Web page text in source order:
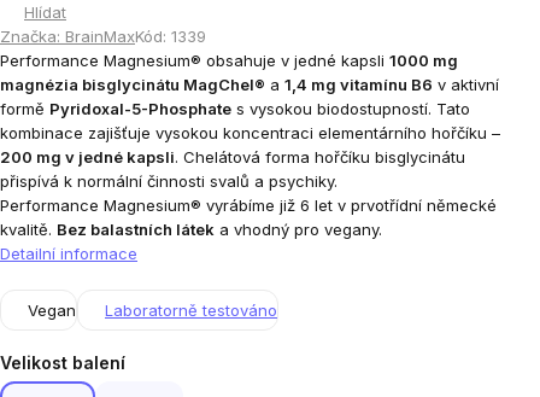
Hlídat
Značka: BrainMaxKód: 1339
Performance Magnesium® obsahuje v jedné kapsli 1000 mg
magnézia bisglycinátu MagChel® a 1,4 mg vitamínu B6 v aktivní
formě Pyridoxal-5-Phosphate s vysokou biodostupností. Tato
kombinace zajišťuje vysokou koncentraci elementárního hořčíku –
200 mg v jedné kapsli. Chelátová forma hořčíku bisglycinátu
přispívá k normální činnosti svalů a psychiky.
Performance Magnesium® vyrábíme již 6 let v prvotřídní německé
kvalitě. Bez balastních látek a vhodný pro vegany.
Detailní informace
Vegan Laboratorně testováno
Velikost balení